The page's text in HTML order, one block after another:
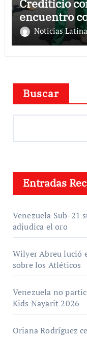
Crediticio
encuentro
Condominio
Noticias
Buscar
Entradas
Venezuela Sub-21
adjudica el oro
Wilyer Abreu lució
sobre los Atléticos
Venezuela no
Kids Nayarit 2026
Oriana Rodríguez